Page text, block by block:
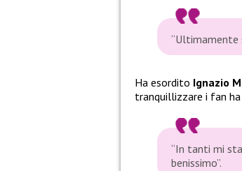
“Ultimamente
Ha esordito Ignazio
tranquillizzare i fan
“In tanti mi
benissimo”.